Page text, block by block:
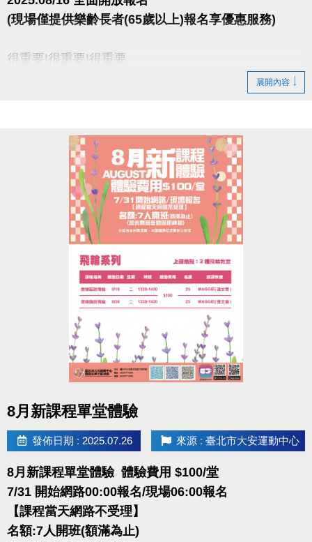
(現場僅提供樂齡長者(65歲以上)報名享優惠服務)
很重要!很重要!很重要
註冊、課程傳送門↓
https://www.cjcf.com.tw/CG02.aspx
大安有APP囉!可以報名課程喔~
長佳Sports+ APP傳送門
https://reurl.cc/y60bN8
play https://reurl.cc/E1yN5a
課程下載傳送門↓
https://reurl.cc/bmG57d
•開課之課程不再另行通知，教室依現場公告為主。
•未開課之課程將另行簡訊通知。
相關洽詢(02)2377-0300
‧泳池分機 105
‧課務/場務分機 103、104
‧體適能分機 107
展開內容
8月新課程單堂體驗
發佈日期 : 2025.07.26 來源 : 臺北市大安運動中心
8月新課程單堂體驗 體驗費用 $100/堂
7/31 開始網路00:00報名/現場06:00報名
【課程當天網路不受理】
名額:7人開班(額滿為止)